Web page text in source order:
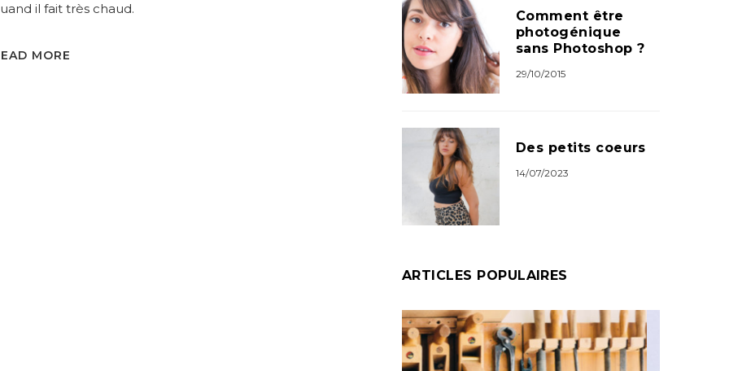
il fait très chaud.
MORE
Comment être
photogénique
sans Photoshop ?
29/10/2015
Des petits coeurs
14/07/2023
ARTICLES POPULAIRES